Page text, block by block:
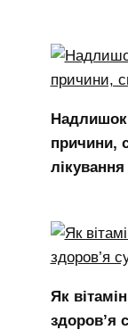
Надлишок
причини,
лікування
Як
здоров’я